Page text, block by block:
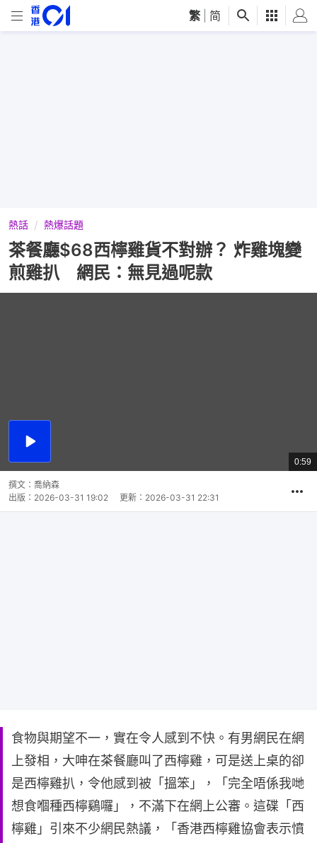
繁 简
熱話 熱爆話題
茶餐廳$68西檸雞貨不對辦？ 炸雞塊變
煎雞扒 網民：無見過呢款
播
總
共
0:59
撰文： 喬納森
出版： 2026-03-31 19:02 更新： 2026-03-31 22:31
食物與期望不一，實在令人感到不快。有男網民在網
上發相，大呻在茶餐廳叫了西檸雞，可是送上桌的卻
是西檸雞扒，令他感到被「搵笨」，「完全唔係我哋
想食嗰種西檸鷄囉」，不滿下在網上公審。這碟「西
檸雞」引來不少網民熱議，「香港西檸雞協會表示憤